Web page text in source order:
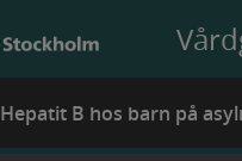
Hepatit B hos barn på